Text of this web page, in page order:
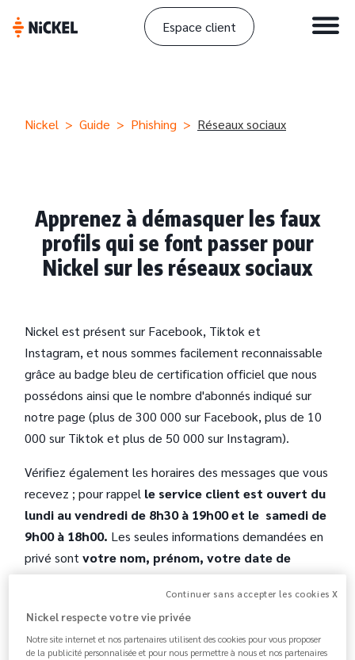
Espace client
Nickel > Guide > Phishing > Réseaux sociaux
Apprenez à démasquer les faux
profils qui se font passer pour
Nickel sur les réseaux sociaux
Nickel est présent sur Facebook, Tiktok et
Instagram, et nous sommes facilement reconnaissable
grâce au badge bleu de certification officiel que nous
possédons ainsi que le nombre d'abonnés indiqué sur
notre page (plus de 300 000 sur Facebook, plus de 10
000 sur Tiktok et plus de 50 000 sur Instagram).
Vérifiez également les horaires des messages que vous
recevez ; pour rappel le service client est ouvert du
lundi au vendredi de 8h30 à 19h00 et le samedi de
9h00 à 18h00. Les seules informations demandées en
privé sont votre nom, prénom, votre date de
naissance, votre adresse mail ou votre numéro de
Un conseiller Nickel ne vous demandera jamais vos
codes d'accès à votre compte, ou votre numéro de
Continuer sans accepter les cookies X
Nickel respecte votre vie privée
Notre site internet et nos partenaires utilisent des cookies pour vous proposer
de la publicité personnalisée et pour nous permettre à nous et nos partenaires